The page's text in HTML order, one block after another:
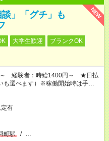
NEW
談」「グチ」も
大学生歓迎
ブランクOK
～ 経験者：時給1400円～ ★日払
も選べます）※稼働開始時は手続き
。
有
町駅 / …